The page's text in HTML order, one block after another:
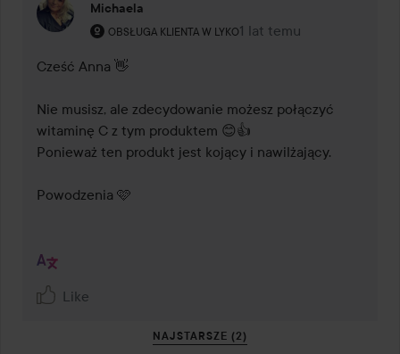
Michaela
OBSŁUGA KLIENTA W LYKO
Rola użytkownika: Obsługa klienta w Lyko.
1 lat temu
Komentarz został
Cześć Anna 👋
Nie musisz, ale zdecydowanie możesz połączyć
witaminę C z tym produktem 😊👍
Ponieważ ten produkt jest kojący i nawilżający.
Powodzenia 🩷
Like
NAJSTARSZE (2)